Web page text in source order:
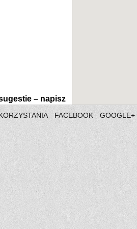
– napisz
FACEBOOK GOOGLE+